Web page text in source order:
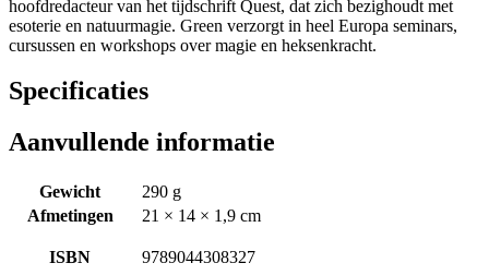
hoofdredacteur van het tijdschrift Quest, dat zich bezighoudt met
esoterie en natuurmagie. Green verzorgt in heel Europa seminars,
cursussen en workshops over magie en heksenkracht.
Specificaties
Aanvullende informatie
Gewicht
290 g
Afmetingen
21 × 14 × 1,9 cm
ISBN 9789044308327